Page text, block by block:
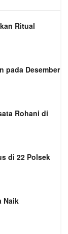
Ritual
pada Desember
Rohani di
di 22 Polsek
Naik